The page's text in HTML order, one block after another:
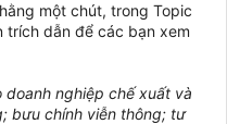
một chút, trong Topic
trích dẫn để các bạn xem
doanh nghiệp chế xuất và
bưu chính viễn thông; tư